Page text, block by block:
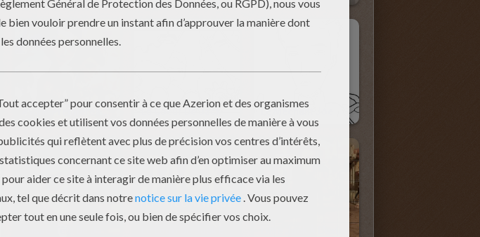
Le Coeur De Jack Le Méchant Joe